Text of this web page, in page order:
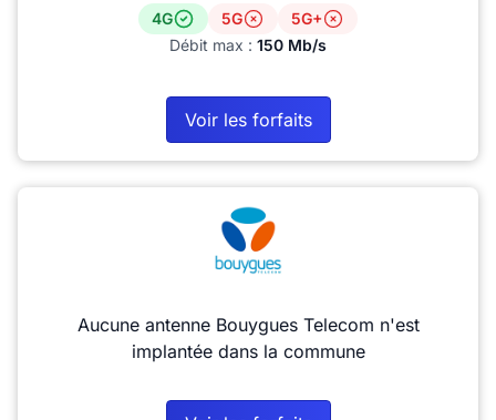
4G 5G
5G+
Débit max : 150 Mb/s
Voir les forfaits
Aucune antenne Bouygues Telecom n'est
implantée dans la commune